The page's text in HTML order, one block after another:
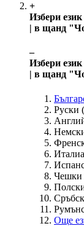
+
Избери
| в щанд
‒
Избери
| в щанд
Руски
Чешки
Още